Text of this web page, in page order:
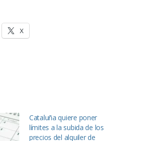
X
Cataluña quiere poner
límites a la subida de los
precios del alquiler de